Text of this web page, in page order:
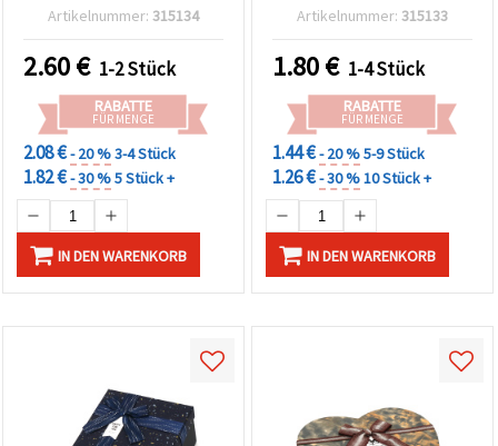
Artikelnummer: 315134
2.60€ 1-2 Stück
RABATTE
FÜR MENGE
2.08 €- 20 %3-4 Stück
1.82 €- 30 %5 Stück +
IN DEN WARENKORB
Artikelnummer: 315133
1.80€ 1-4 Stück
RABATTE
FÜR MENGE
1.44 €- 20 %5-9 Stück
1.26 €- 30 %10 Stück +
IN DEN WARENKORB